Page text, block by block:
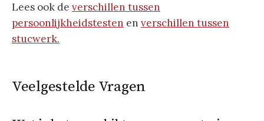
Lees ook de verschillen tussen
persoonlijkheidstesten en verschillen tussen
stucwerk.
Veelgestelde Vragen